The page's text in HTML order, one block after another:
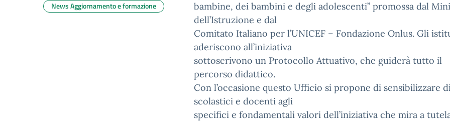
bambine, dei bambini e degli adolescenti” promossa dal
dell’Istruzione e dal
Comitato Italiano per l’UNICEF – Fondazione Onlus. Gli
aderiscono all’iniziativa
sottoscrivono un Protocollo Attuativo, che guiderà tutto il
percorso didattico.
Con l’occasione questo Ufficio si propone di sensibilizzare
scolastici e docenti agli
specifici e fondamentali valori dell’iniziativa che mira a
News Aggiornamento e formazione